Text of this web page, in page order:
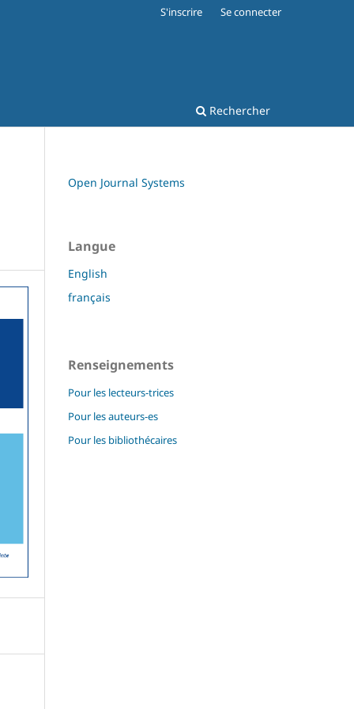
Rechercher
S'inscrire Se connecter
Open Journal Systems
Langue
English
français
Renseignements
Pour les lecteurs-trices
Pour les auteurs-es
Pour les bibliothécaires